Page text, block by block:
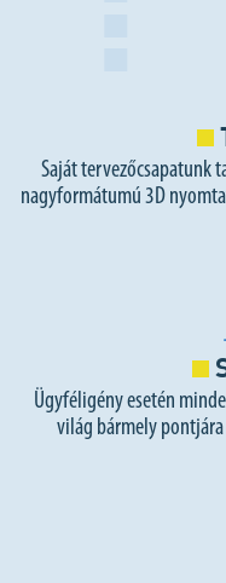
Saját tervezőcsapatunk
nagyformátumú 3D
Ügyféligény esetén
világ bármely